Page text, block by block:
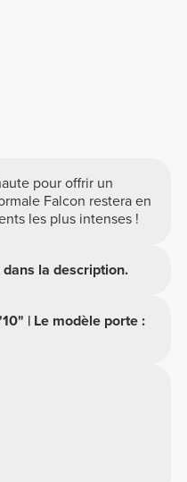
pour offrir un
Falcon restera en
les plus intenses !
la description.
| Le modèle porte :